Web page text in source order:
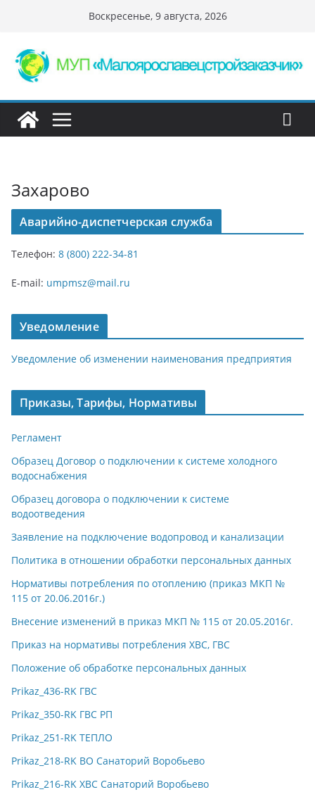
содержимому
Воскресенье, 9 августа, 2026
Захарово
Аварийно-диспетчерская служба
Телефон: 8 (800) 222-34-81
E-mail: umpmsz@mail.ru
Уведомление
Уведомление об изменении наименования предприятия
Приказы, Тарифы, Нормативы
Регламент
Образец Договор о подключении к системе холодного
водоснабжения
Образец договора о подключении к системе
водоотведения
Заявление на подключение водопровод и канализации
Политика в отношении обработки персональных данных
Нормативы потребления по отоплению (приказ МКП №
115 от 20.06.2016г.)
Внесение изменений в приказ МКП № 115 от 20.05.2016г.
Приказ на нормативы потребления ХВС, ГВС
Положение об обработке персональных данных
Prikaz_436-RK ГВС
Prikaz_350-RK ГВС РП
Prikaz_251-RK ТЕПЛО
Prikaz_218-RK ВО Санаторий Воробьево
Prikaz_216-RK ХВС Санаторий Воробьево